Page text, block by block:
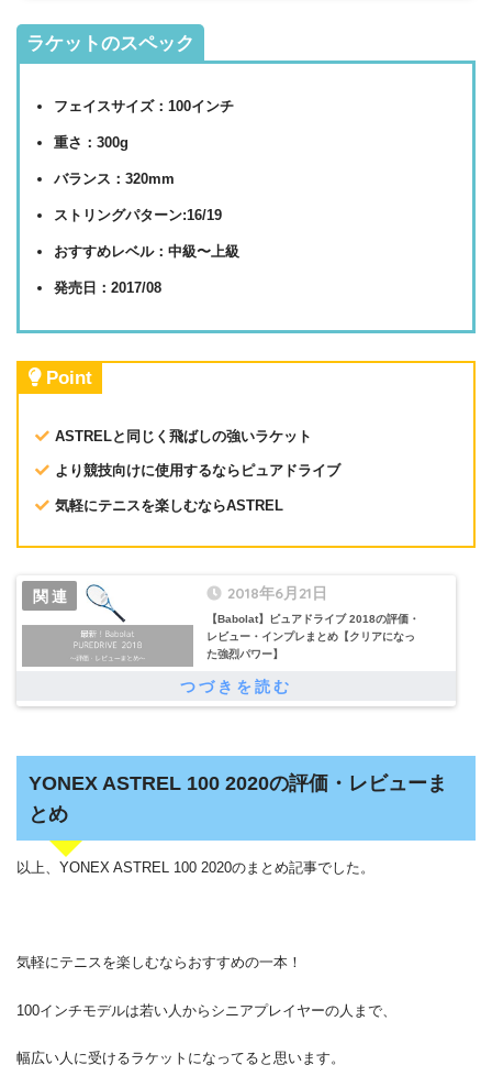
ラケットのスペック
フェイスサイズ：100インチ
重さ：300g
バランス：320mm
ストリングパターン:16/19
おすすめレベル：中級〜上級
発売日：2017/08
Point
ASTRELと同じく飛ばしの強いラケット
より競技向けに使用するならピュアドライブ
気軽にテニスを楽しむならASTREL
2018年6月21日
【Babolat】ピュアドライブ 2018の評価・
レビュー・インプレまとめ【クリアになっ
た強烈パワー】
YONEX ASTREL 100 2020の評価・レビューま
とめ
以上、YONEX ASTREL 100 2020のまとめ記事でした。
気軽にテニスを楽しむならおすすめの一本！
100インチモデルは若い人からシニアプレイヤーの人まで、
幅広い人に受けるラケットになってると思います。